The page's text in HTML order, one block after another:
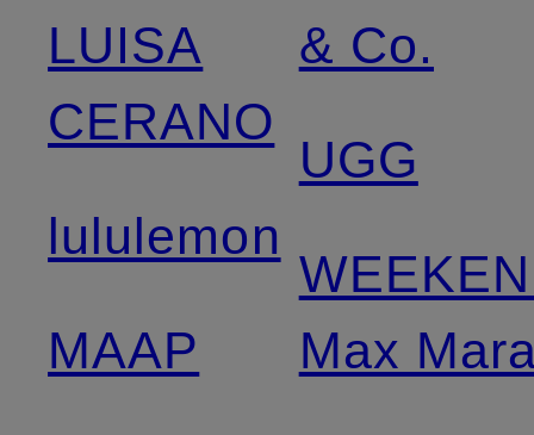
LUISA
CERANO
lululemon
MAAP
& Co.
UGG
Max